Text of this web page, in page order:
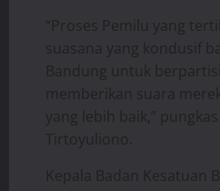
“Proses Pemilu yang
suasana yang kondusif
Bandung untuk
memberikan suara
yang lebih baik,”
Tirtoyuliono.
Kepala Badan Kesatuan